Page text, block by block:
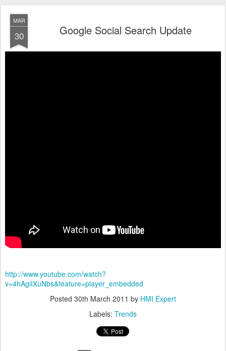
MAR
30 Google Social Search Update
http://www.youtube.com/watch?
v=4hAgiIXuNbs&feature=player_embedded
Posted 30th March 2011 by HMI Expert
Labels: Trends